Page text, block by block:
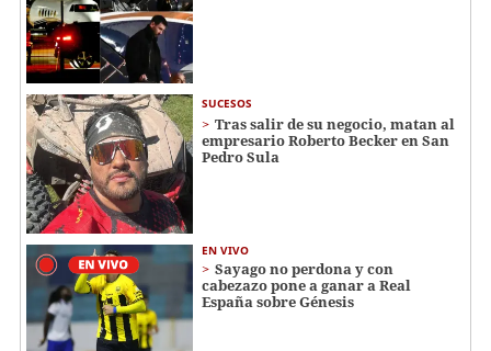
SUCESOS
Tras salir de su negocio, matan al
empresario Roberto Becker en San
Pedro Sula
EN VIVO
Sayago no perdona y con
cabezazo pone a ganar a Real
España sobre Génesis